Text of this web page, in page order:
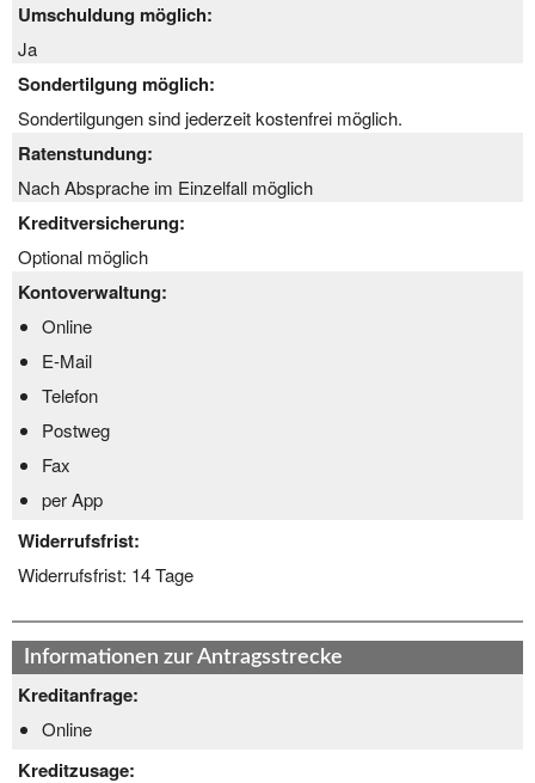
Umschuldung möglich:
Ja
Sondertilgung möglich:
Sondertilgungen sind jederzeit kostenfrei möglich.
Ratenstundung:
Nach Absprache im Einzelfall möglich
Kreditversicherung:
Optional möglich
Kontoverwaltung:
Online
E-Mail
Telefon
Postweg
Fax
per App
Widerrufsfrist:
Widerrufsfrist: 14 Tage
Informationen zur Antragsstrecke
Kreditanfrage:
Online
Kreditzusage: